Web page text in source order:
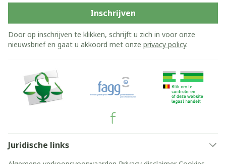
Inschrijven
Door op inschrijven te klikken, schrijft u zich in voor onze
nieuwsbrief en gaat u akkoord met onze privacy policy.
Juridische links